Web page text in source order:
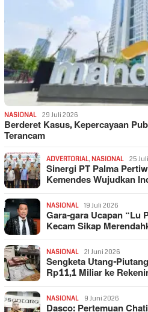
NASIONAL 29 Juli 2026
Berderet Kasus, Kepercayaan
Terancam
ADVERTORIAL, NASIONAL 25
Sinergi PT Palma
Kemendes Wujudkan
NASIONAL 19 Juli 2026
Gara-gara Ucapan “Lu
Kecam Sikap
NASIONAL 21 Juni 2026
Sengketa Utang-
Rp11,1 Miliar ke
NASIONAL 9 Juni 2026